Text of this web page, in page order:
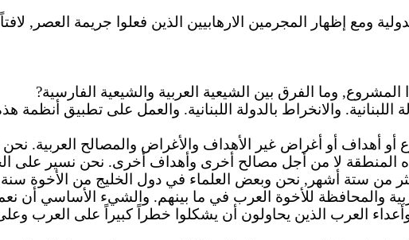
ومع إظهار المجرمين الارهابيين الذين فعلوا جريمة العصر,
المشروع, وما الفرق بين الشيعية العربية والشيعية الفارسية?
والانخراط بالدولة اللبنانية. والعمل على تطبيق أنظمة
أهداف أو أغراض غير الأهداف والأغراض والمصالح العربية. نحن
لا من أجل مصالح أخرى وأهداف أخرى. نحن نسير على
من ستة أشهر, نحن وبعض العلماء في دول الخليج من الأخوة
والمحافظة للأخوة العرب في ما بينهم. والشيء الأساسي أن
العرب الذين يحاولون أن يشكلوا خطراً كبيراً على العرب